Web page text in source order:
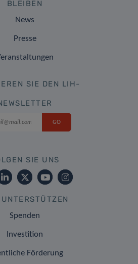
BLEIBEN
News
Presse
SIE DEN LIH-
SIE UNS
Spenden
Investition
Förderung